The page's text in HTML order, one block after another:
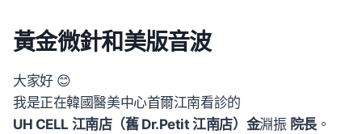
黃金微針和美版音波
大家好 😊
我是正在韓國醫美中心首爾江南看診的
UH CELL 江南店（舊 Dr.Petit 江南店）金淵振 院長 。